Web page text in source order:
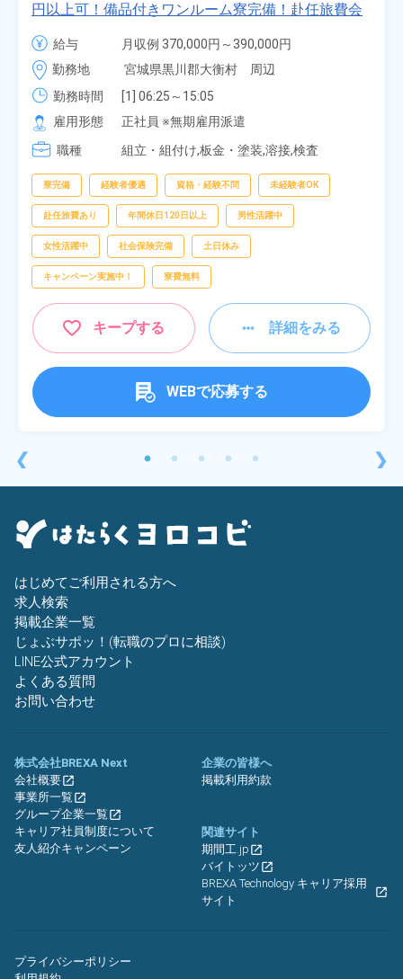
❮
円以上可！備品付きワンルーム寮完備！赴任旅費会
社負担★人気の土日休み！昇給＆業績賞与あり！
車・バイク通勤可！無料駐車場あり！カップルでの
応募OK★《宮城県大衡村》
給与
月収例 370,000円～390,000円
時給 1,700円～1,700円
勤務地
宮城県黒川郡大衡村　周辺
勤務時間
[1] 06:25～15:05
[2] 16:00～00:40
[3] 16:30～01:10
[4] 08:00～16:40
雇用形態
正社員 ※無期雇用派遣
職種
組立・組付け,板金・塗装,溶接,検査
寮完備 経験者優遇 資格・経験不問 未経験者OK
赴任旅費あり 年間休日120日以上 男性活躍中
女性活躍中 社会保険完備 土日休み
キャンペーン実施中！ 寮費無料
キープする 詳細をみる
WEBで応募する
❯
はじめてご利用される方へ
求人検索
掲載企業一覧
じょぶサポッ！(転職のプロに相談)
LINE公式アカウント
よくある質問
お問い合わせ
株式会社BREXA Next
会社概要
事業所一覧
グループ企業一覧
キャリア社員制度について
友人紹介キャンペーン
企業の皆様へ
掲載利用約款
関連サイト
期間工.jp
バイトッツ
BREXA Technology キャリア採用
サイト
プライバシーポリシー